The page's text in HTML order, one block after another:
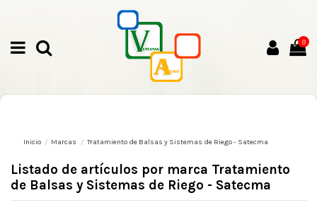
0
Inicio Marcas Tratamiento de Balsas y Sistemas de Riego - Satecma
Listado de artículos por marca Tratamiento
de Balsas y Sistemas de Riego - Satecma